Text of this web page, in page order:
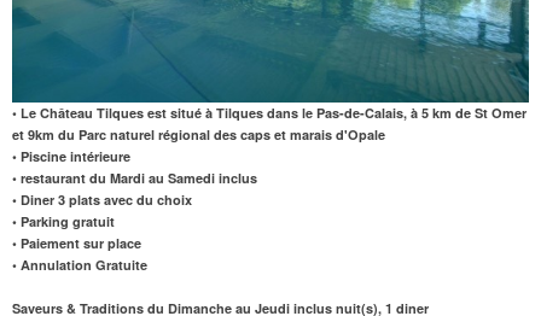
• Le Château Tilques est situé à Tilques dans le Pas-de-Calais, à 5 km de St Omer
et 9km du Parc naturel régional des caps et marais d'Opale
• Piscine intérieure
• restaurant du Mardi au Samedi inclus
• Diner 3 plats avec du choix
• Parking gratuit
• Paiement sur place
• Annulation Gratuite
Saveurs & Traditions du Dimanche au Jeudi inclus nuit(s), 1 diner